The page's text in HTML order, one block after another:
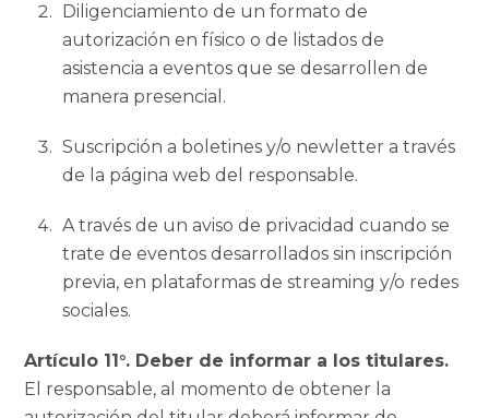
Diligenciamiento de un formato de
autorización en físico o de listados de
asistencia a eventos que se desarrollen de
manera presencial.
Suscripción a boletines y/o newletter a través
de la página web del responsable.
A través de un aviso de privacidad cuando se
trate de eventos desarrollados sin inscripción
previa, en plataformas de streaming y/o redes
sociales.
Artículo 11°. Deber de informar a los titulares.
El responsable, al momento de obtener la